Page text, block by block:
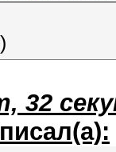
32